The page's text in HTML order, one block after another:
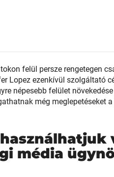
felül persze rengetegen
Lopez ezenkívül szolgáltató
népesebb felület
még meglepetéseket
média